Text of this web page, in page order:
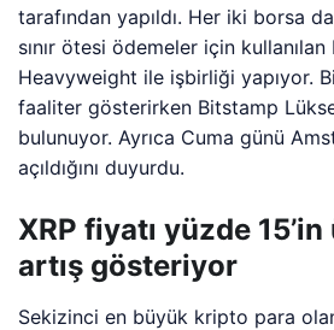
tarafından yapıldı. Her iki borsa
sınır ötesi ödemeler için
Heavyweight ile işbirliği yapıyor.
faaliter gösterirken Bitstamp
bulunuyor. Ayrıca Cuma günü
açıldığını duyurdu.
XRP fiyatı yüzde
artış gösteriyor
Sekizinci en büyük kripto para